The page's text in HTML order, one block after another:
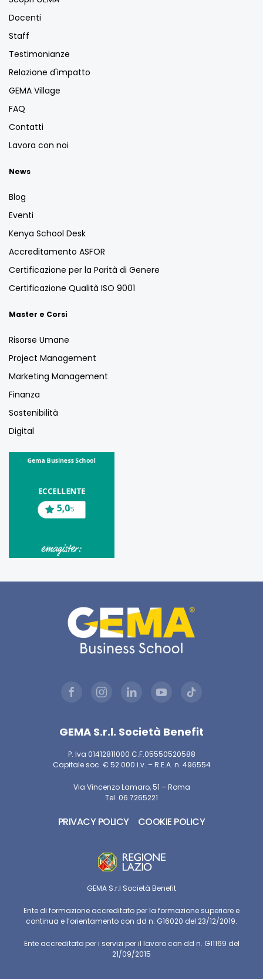
Docenti
Staff
Testimonianze
Relazione d'impatto
GEMA Village
FAQ
Contatti
Lavora con noi
News
Blog
Eventi
Kenya School Desk
Accreditamento ASFOR
Certificazione per la Parità di Genere
Certificazione Qualità ISO 9001
Master e Corsi
Risorse Umane
Project Management
Marketing Management
Finanza
Sostenibilità
Digital
GEMA S.r.l. Società Benefit
P. Iva 01412811000 C.F.05550520588
Capitale soc. € 52.000 i.v. – R.E.A. n. 496554
Via Vincenzo Lamaro, 51 – Roma
Tel. 06.7265221
PRIVACY POLICY COOKIE POLICY
GEMA S.r.l Società Benefit
Ente di formazione accreditato per la formazione superiore e
continua e l’orientamento con dd n. G16020 del 23/12/2019.
Ente accreditato per i servizi per il lavoro con dd n. G11169 del
21/09/2015